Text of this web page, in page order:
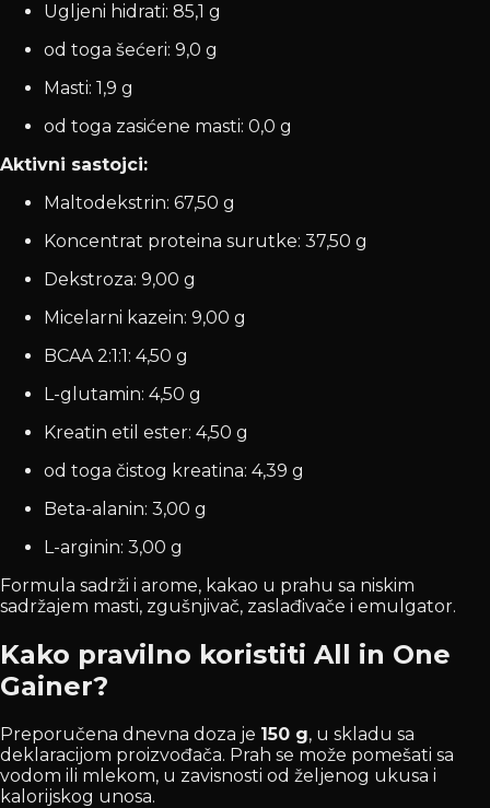
Ugljeni hidrati: 85,1 g
od toga šećeri: 9,0 g
Masti: 1,9 g
od toga zasićene masti: 0,0 g
Aktivni sastojci:
Maltodekstrin: 67,50 g
Koncentrat proteina surutke: 37,50 g
Dekstroza: 9,00 g
Micelarni kazein: 9,00 g
BCAA 2:1:1: 4,50 g
L-glutamin: 4,50 g
Kreatin etil ester: 4,50 g
od toga čistog kreatina: 4,39 g
Beta-alanin: 3,00 g
L-arginin: 3,00 g
Formula sadrži i arome, kakao u prahu sa niskim
sadržajem masti, zgušnjivač, zaslađivače i emulgator.
Kako pravilno koristiti All in One
Gainer?
Preporučena dnevna doza je 150 g, u skladu sa
deklaracijom proizvođača. Prah se može pomešati sa
vodom ili mlekom, u zavisnosti od željenog ukusa i
kalorijskog unosa.